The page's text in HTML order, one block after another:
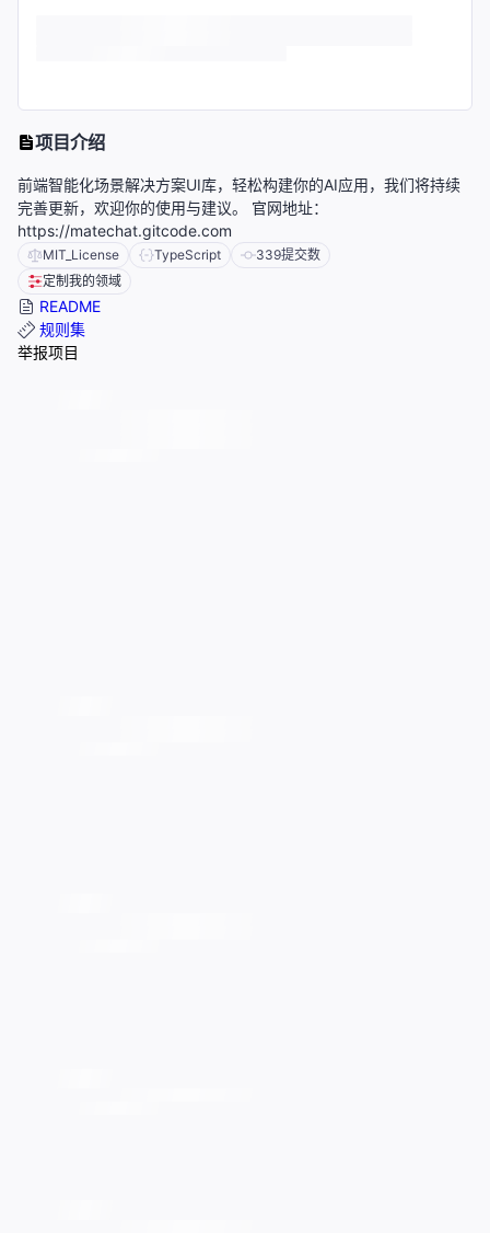
项目介绍
前端智能化场景解决方案UI库，轻松构建你的AI应用，我们将持续
完善更新，欢迎你的使用与建议。 官网地址：
https://matechat.gitcode.com
MIT_License TypeScript 339提交数
定制我的领域
README
规则集
举报项目